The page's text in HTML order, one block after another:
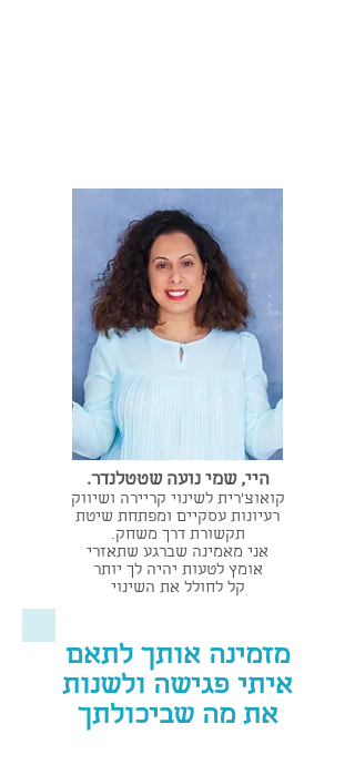
היי, שמי נועה שטטלנדר.
קואוצ'רית לשינוי קריירה ושיווק
רעיונות עסקיים ומפתחת שיטת
תקשורת דרך משחק.
אני מאמינה שברגע שתאזרי
אומץ לטעות יהיה לך יותר
קל לחולל את השינוי
מזמינה אותך לתאם
איתי פגישה ולשנות
את מה שביכולתך